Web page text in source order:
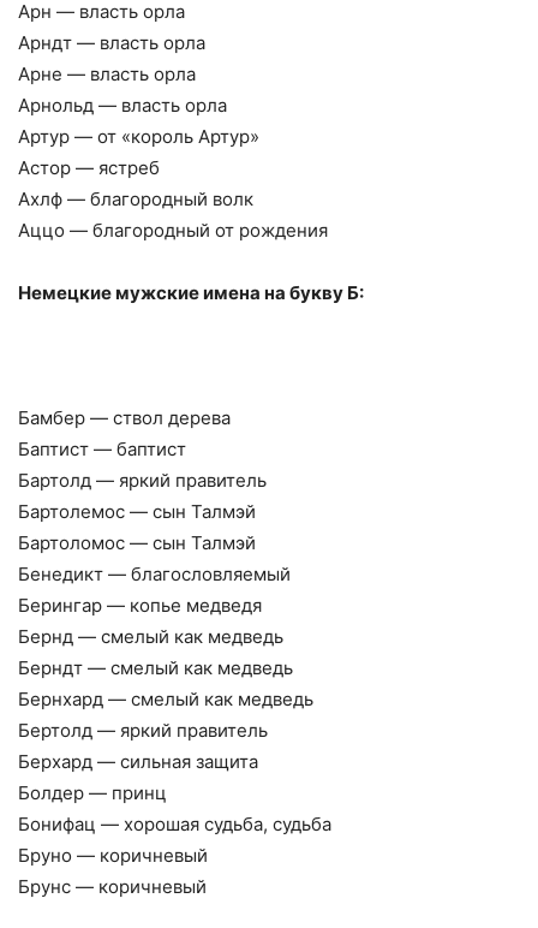
Арн — власть орла
Арндт — власть орла
Арне — власть орла
Арнольд — власть орла
Артур — от «король Артур»
Астор — ястреб
Ахлф — благородный волк
Аццо — благородный от рождения
Немецкие мужские имена на букву Б:
Бамбер — ствол дерева
Баптист — баптист
Бартолд — яркий правитель
Бартолемос — сын Талмэй
Бартоломос — сын Талмэй
Бенедикт — благословляемый
Берингар — копье медведя
Бернд — смелый как медведь
Берндт — смелый как медведь
Бернхард — смелый как медведь
Бертолд — яркий правитель
Берхард — сильная защита
Болдер — принц
Бонифац — хорошая судьба, судьба
Бруно — коричневый
Брунс — коричневый